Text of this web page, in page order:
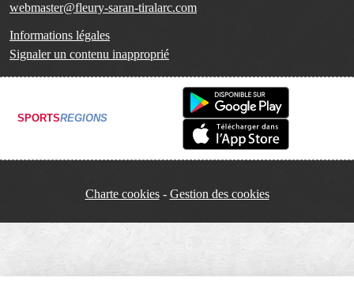
webmaster@fleury-saran-tiralarc.com
Informations légales
Signaler un contenu inapproprié
SPORTSREGIONS
Charte cookies Gestion des cookies